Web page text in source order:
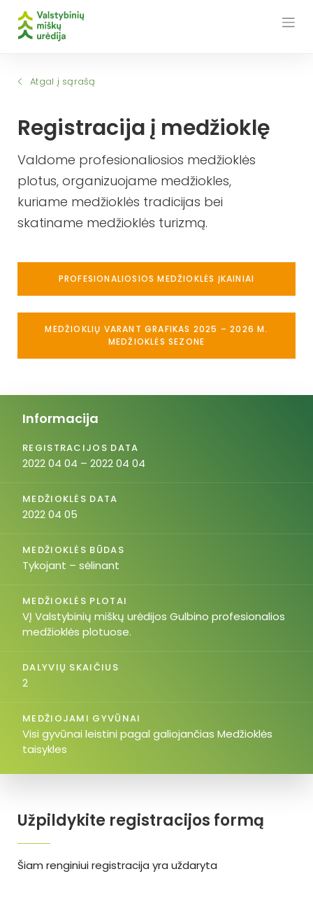
Atgal į sąrašą
Registracija į medžioklę
Valdome profesionaliosios medžioklės
plotus, organizuojame medžiokles,
kuriame medžioklės tradicijas bei
skatiname medžioklės turizmą.
PROFESIONALIOSIOS MEDŽIOKLĖS ĮKAINIAI
MEDŽIOKLIŲ VARANT GRAFIKAS 2025 – 2026 M.
MEDŽIOKLĖS SEZONE
Užpildykite registracijos formą
Šiam renginiui registracija yra uždaryta
Informacija
REGISTRACIJOS DATA
2022 04 04 – 2022 04 04
MEDŽIOKLĖS DATA
2022 04 05
MEDŽIOKLĖS BŪDAS
Tykojant – sėlinant
MEDŽIOKLĖS PLOTAI
VĮ Valstybinių miškų urėdijos Gulbino profesionalios
medžioklės plotuose.
DALYVIŲ SKAIČIUS
2
MEDŽIOJAMI GYVŪNAI
Visi gyvūnai leistini pagal galiojančias Medžioklės
taisykles